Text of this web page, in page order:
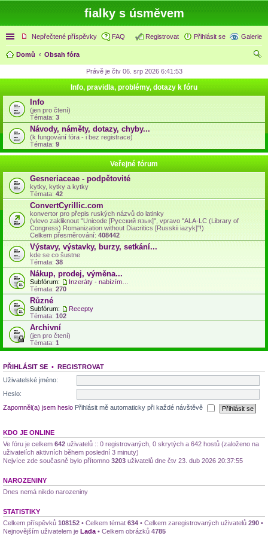
fialky s úsměvem
Rychlé odkazy
Nepřečtené příspěvky Galerie
FAQ Přihlásit se
Registrovat
Domů
Obsah fóra
Právě je čtv 06. srp 2026 6:41:53
Info, pravidla, problémy, dotazy k fóru
Info
(jen pro čtení)
Témata: 3
Návody, náměty, dotazy, chyby...
(k fungování fóra - i bez registrace)
Témata: 9
Veřejné fórum
Gesneriaceae - podpětovité
kytky, kytky a kytky
Témata: 42
ConvertCyrillic.com
konvertor pro přepis ruských názvů do latinky
(vlevo zakliknout "Unicode [Русский язык]", vpravo "ALA-LC (Library of
Congress) Romanization without Diacritics [Russkii iazyk]"!)
Celkem přesměrování:408442
Výstavy, výstavky, burzy, setkání...
kde se co šustne
Témata: 38
Nákup, prodej, výměna...
Subfórum:
Témata: 270
Různé
Subfórum:
Recepty
Témata: 102
Archivní
(jen pro čtení)
Témata: 1
PŘIHLÁSIT SE • REGISTROVAT
Uživatelské jméno:
Heslo:
Zapomněl(a) jsem heslo Přihlásit mě automaticky při každé návštěvě
KDO JE ONLINE
Ve fóru je celkem 642 uživatelů :: 0 registrovaných, 0 skrytých a 642 hostů (založeno na
uživatelích aktivních během poslední 3 minuty)
Nejvíce zde současně bylo přítomno 3203 uživatelů dne čtv 23. dub 2026 20:37:55
NAROZENINY
Dnes nemá nikdo narozeniny
STATISTIKY
Celkem příspěvků 108152 • Celkem témat 634 • Celkem zaregistrovaných uživatelů 290 •
Nejnovějším uživatelem je Lada • Celkem obrázků 4785